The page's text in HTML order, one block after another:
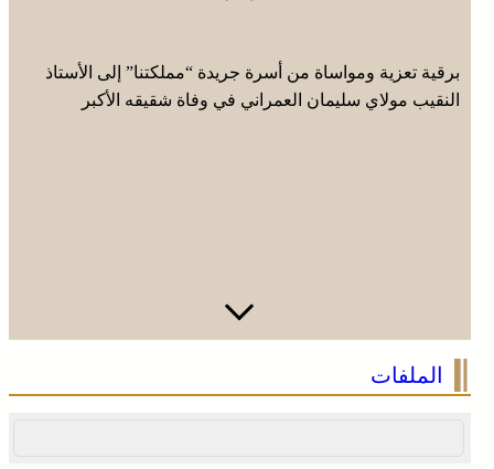
برقية تعزية ومواساة من أسرة جريدة “مملكتنا” إلى الأستاذ
النقيب مولاي سليمان العمراني في وفاة شقيقه الأكبر
الملفات